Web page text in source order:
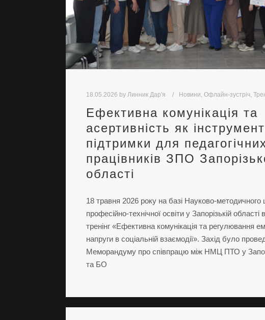
18.05.2026 by Линник Дар'я Новини Офлайн-зустріч,
Ефективна комунікація та
асертивність як
підтримки для
працівників ЗПО
області
18 травня 2026 року на базі Науково-методичного
професійно-технічної освіти у Запорізькій області
тренінг «Ефективна комунікація та регулювання
напруги в соціальній взаємодії». Захід було
Меморандуму про співпрацю між НМЦ ПТО у
та БО